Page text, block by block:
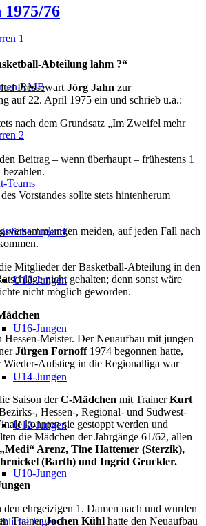
1
RMB
2
Teams
Jugend
U18-Jungen
U16-Jungen
U14-Jungen
U12-Jungen
U10-Jungen
Jugend
1975/76
Abteilung lahm ?“
Pressewart Jörg Jahn zur
auf 22. April 1975 ein und schrieb u.a.:
nach dem Grundsatz „Im Zweifel mehr
Beitrag – wenn überhaupt – frühestens 1
Vorstandes sollte stets hintenherum
meiden, auf jeden Fall nach
Mitglieder der Basketball-Abteilung in den
nicht gehalten; denn sonst wäre
nicht möglich geworden.
Hessen-Meister. Der Neuaufbau mit jungen
Jürgen Fornoff 1974 begonnen hatte,
Wieder-Aufstieg in die Regionalliga war
Saison derC-Mädchen mit TrainerKurt
, Hessen-, Regional- und Südwest-
konnten sie gestoppt werden und
die Mädchen der Jahrgänge 61/62, allen
Arenz, Tine Hattemer (Sterzik),
(Barth) und Ingrid Geuckler.
den ehrgeizigen 1. Damen nach und wurden
TrainerJochen Kühl hatte den Neuaufbau